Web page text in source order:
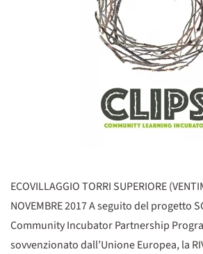
ECOVILLAGGIO TORRI SUPERIORE
NOVEMBRE 2017 A seguito del progetto
Community Incubator Partnership
sovvenzionato dall’Unione Europea, la